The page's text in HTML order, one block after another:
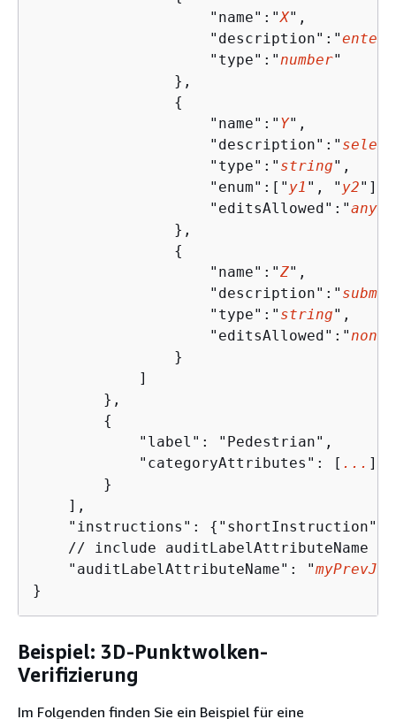
                    "name":"
X",
                    "description":"
enter
                    "type":"
number"
                },
{
                    "name":"
Y",
                    "description":"
                    "type":"
string",
                    "enum":["
y1 ", " y2"],
                    "editsAllowed":"
any
                },
{
                    "name":"
Z",
                    "description":"
                    "type":"
string",
                    "editsAllowed":"
none
                }
            ]
        },
{
            "label": "Pedestrian",
            "categoryAttributes": [
... ]
        }
    ],
    "instructions":
{ "shortInstruction":"
// include auditLabelAttributeName
    "auditLabelAttributeName": "
}
Beispiel: 3D-Punktwolken-
Verifizierung
Im Folgenden finden Sie ein Beispiel für eine